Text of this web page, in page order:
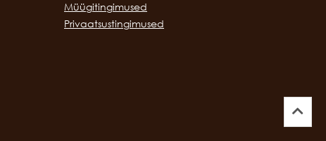
Müügitingimused
Privaatsustingimused